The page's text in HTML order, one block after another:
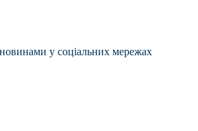
у соціальних мережах